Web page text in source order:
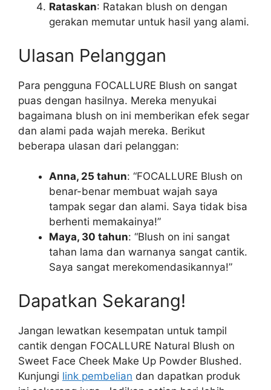
Rataskan: Ratakan blush on dengan
gerakan memutar untuk hasil yang alami.
Ulasan Pelanggan
Para pengguna FOCALLURE Blush on sangat
puas dengan hasilnya. Mereka menyukai
bagaimana blush on ini memberikan efek segar
dan alami pada wajah mereka. Berikut
beberapa ulasan dari pelanggan:
Anna, 25 tahun: “FOCALLURE Blush on
benar-benar membuat wajah saya
tampak segar dan alami. Saya tidak bisa
berhenti memakainya!”
Maya, 30 tahun: “Blush on ini sangat
tahan lama dan warnanya sangat cantik.
Saya sangat merekomendasikannya!”
Dapatkan Sekarang!
Jangan lewatkan kesempatan untuk tampil
cantik dengan FOCALLURE Natural Blush on
Sweet Face Cheek Make Up Powder Blushed.
Kunjungi link pembelian dan dapatkan produk